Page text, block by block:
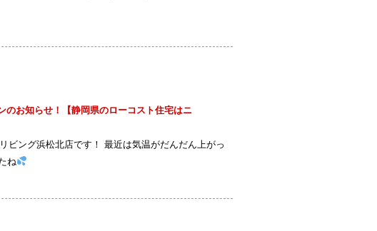
のお知らせ！【静岡県のローコスト住宅はニ
ビング浜松北店です！ 最近は気温がだんだん上がっ
ね